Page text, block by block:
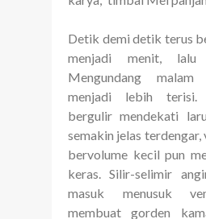
Detik demi detik terus
menjadi menit, lalu
Mengundang
menjadi lebih terisi.
bergulir mendekati
semakin jelas
bervolume kecil pun
keras. Silir-selimir
masuk menusuk
membuat gorden